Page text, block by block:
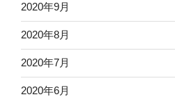
2020年9月
2020年8月
2020年7月
2020年6月